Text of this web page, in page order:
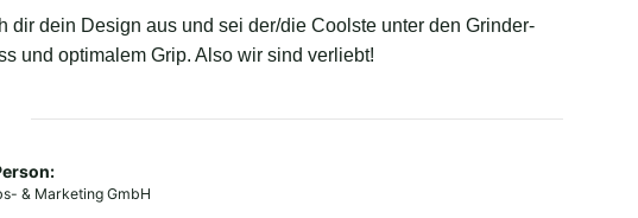
dein Design aus und sei der/die Coolste unter den Grinder-
und optimalem Grip. Also wir sind verliebt!
& Marketing GmbH